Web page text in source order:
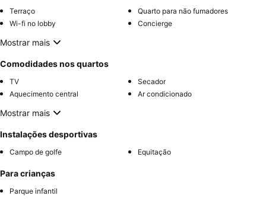
Terraço
Quarto para não fumadores
Wi-fi no lobby
Concierge
Mostrar mais
Comodidades nos quartos
TV
Secador
Aquecimento central
Ar condicionado
Mostrar mais
Instalações desportivas
Campo de golfe Equitação
Para crianças
Parque infantil